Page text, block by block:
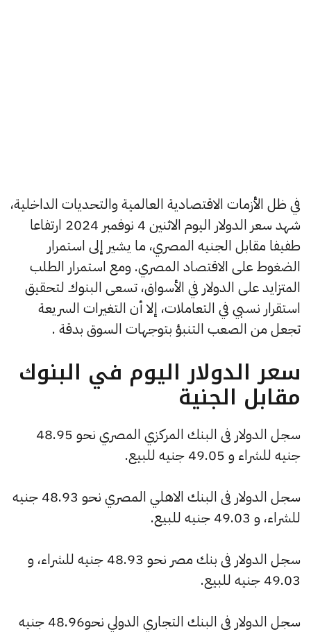
في ظل الأزمات الاقتصادية العالمية والتحديات الداخلية،
شهد سعر الدولار اليوم الاثنين 4 نوفمبر 2024 ارتفاعا
طفيفا مقابل الجنيه المصري، ما يشير إلى استمرار
الضغوط على الاقتصاد المصري. ومع استمرار الطلب
المتزايد على الدولار في الأسواق، تسعى البنوك لتحقيق
استقرار نسبي في التعاملات، إلا أن التغيرات السريعة
تجعل من الصعب التنبؤ بتوجهات السوق بدقة​ .
سعر الدولار اليوم في البنوك
مقابل الجنية
سجل الدولار فى البنك المركزي المصري نحو 48.95
جنيه للشراء و 49.05 جنيه للبيع.
سجل الدولار فى البنك الاهلي المصري نحو 48.93 جنيه
للشراء، و 49.03 جنيه للبيع.
سجل الدولار فى بنك مصر نحو 48.93 جنيه للشراء، و
49.03 جنيه للبيع.
سجل الدولار فى البنك التجاري الدولي نحو48.96 جنيه